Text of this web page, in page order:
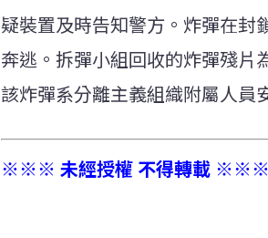
疑裝置及時告知警方。炸彈在封
奔逃。拆彈小組回收的炸彈殘片
該炸彈系分離主義組織附屬人員
※※※ 未經授權 不得轉載 ※※※